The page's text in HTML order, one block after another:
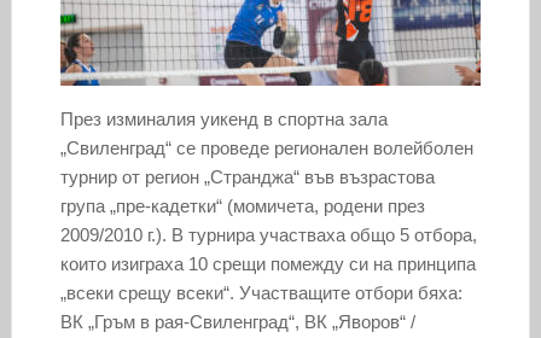
През изминалия уикенд в спортна зала
„Свиленград“ се проведе регионален волейболен
турнир от регион „Странджа“ във възрастова
група „пре-кадетки“ (момичета, родени през
2009/2010 г.). В турнира участваха общо 5 отбора,
които изиграха 10 срещи помежду си на принципа
„всеки срещу всеки“. Участващите отбори бяха:
ВК „Гръм в рая-Свиленград“, ВК „Яворов“ /